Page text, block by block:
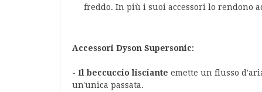
freddo. In più i suoi accessori lo rendono
Accessori Dyson Supersonic:
- Il beccuccio lisciante emette un flusso
un'unica passata.